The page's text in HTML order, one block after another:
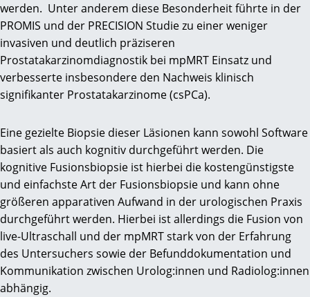
werden. Unter anderem diese Besonderheit führte in der
PROMIS und der PRECISION Studie zu einer weniger
invasiven und deutlich präziseren
Prostatakarzinomdiagnostik bei mpMRT Einsatz und
verbesserte insbesondere den Nachweis klinisch
signifikanter Prostatakarzinome (csPCa).
Eine gezielte Biopsie dieser Läsionen kann sowohl Software
basiert als auch kognitiv durchgeführt werden. Die
kognitive Fusionsbiopsie ist hierbei die kostengünstigste
und einfachste Art der Fusionsbiopsie und kann ohne
größeren apparativen Aufwand in der urologischen Praxis
durchgeführt werden. Hierbei ist allerdings die Fusion von
live-Ultraschall und der mpMRT stark von der Erfahrung
des Untersuchers sowie der Befunddokumentation und
Kommunikation zwischen Urolog:innen und Radiolog:innen
abhängig.